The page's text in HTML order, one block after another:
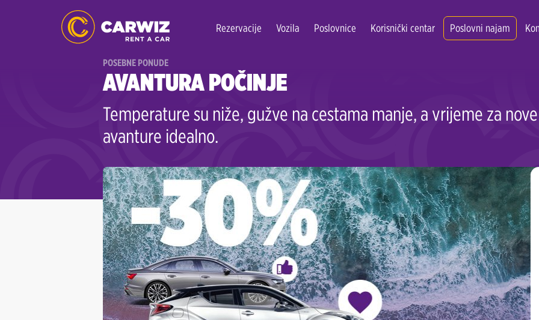
Rezervacije Vozila Poslovnice Korisnički centar Poslovni najam
POSEBNE PONUDE
AVANTURA POČINJE
Temperature su niže, gužve na cestama manje, a vrijeme za nove
avanture idealno.
Zagreb Centar
Zagreb zračna luka
Rijeka Centar
Zagreb Centar